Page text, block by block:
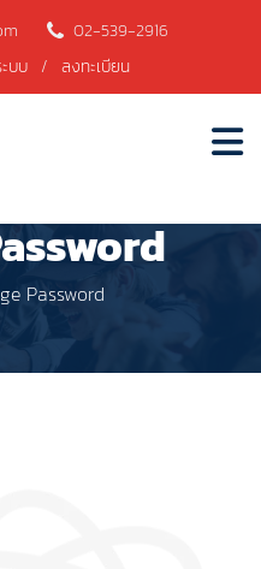
02-539-2916
ะบบ / ลงทะเบียน
Password